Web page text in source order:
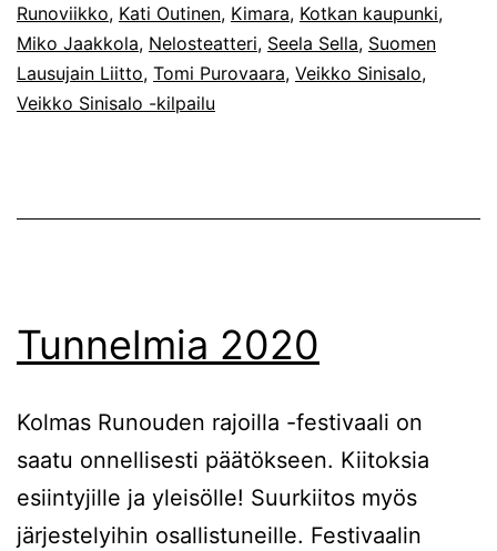
lausujille
Runoviikko, Kati Outinen, Kimara, Kotkan kaupunki,
Miko Jaakkola, Nelosteatteri, Seela Sella, Suomen
Lausujain Liitto, Tomi Purovaara, Veikko Sinisalo,
Veikko Sinisalo -kilpailu
Tunnelmia 2020
Kolmas Runouden rajoilla -festivaali on
saatu onnellisesti päätökseen. Kiitoksia
esiintyjille ja yleisölle! Suurkiitos myös
järjestelyihin osallistuneille. Festivaalin